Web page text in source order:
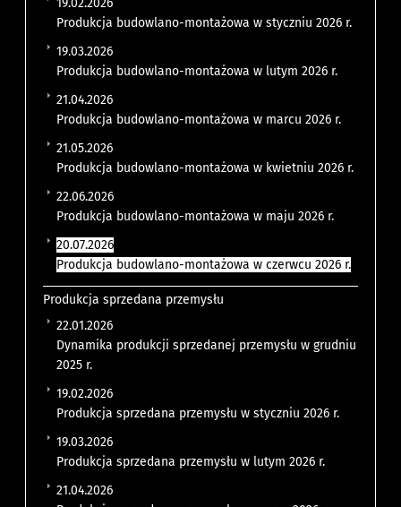
Produkcja budowlano-montażowa w styczniu 2026 r.
19.03.2026
Produkcja budowlano-montażowa w lutym 2026 r.
21.04.2026
Produkcja budowlano-montażowa w marcu 2026 r.
21.05.2026
Produkcja budowlano-montażowa w kwietniu 2026 r.
22.06.2026
Produkcja budowlano-montażowa w maju 2026 r.
20.07.2026
Produkcja budowlano-montażowa w czerwcu 2026 r.
Produkcja sprzedana przemysłu
22.01.2026
Dynamika produkcji sprzedanej przemysłu w grudniu
2025 r.
19.02.2026
Produkcja sprzedana przemysłu w styczniu 2026 r.
19.03.2026
Produkcja sprzedana przemysłu w lutym 2026 r.
21.04.2026